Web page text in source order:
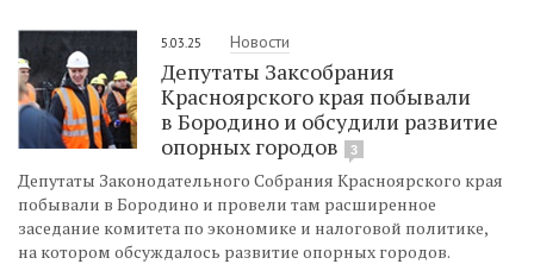
5.03.25 Новости
Депутаты Заксобрания
Красноярского края побывали
в Бородино и обсудили развитие
опорных городов
3
Депутаты Законодательного Собрания Красноярского края
побывали в Бородино и провели там расширенное
заседание комитета по экономике и налоговой политике,
на котором обсуждалось развитие опорных городов.